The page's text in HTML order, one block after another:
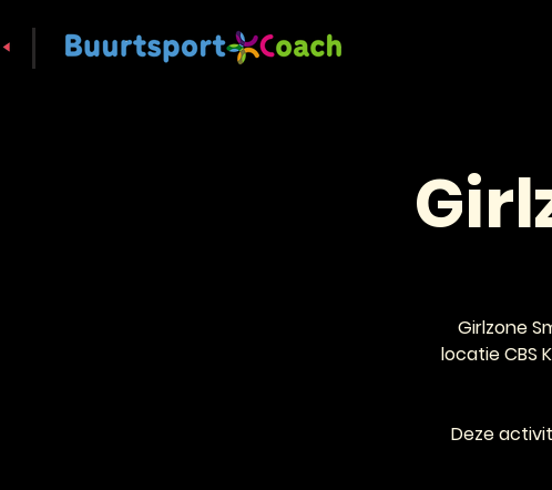
Girlzone
locatie CBS
Deze